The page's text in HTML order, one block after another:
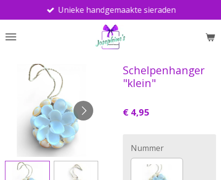
direct
naar
Unieke handgemaakte sieraden
Schelpenhanger
"klein"
€ 4,95
Nummer